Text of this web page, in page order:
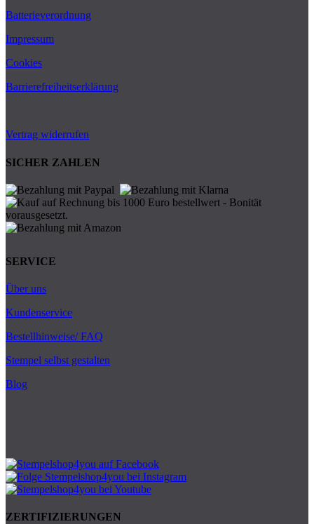
Batterieverordnung
Impressum
Cookies
Barrierefreiheitserklärung
Vertrag widerrufen
SICHER ZAHLEN
SERVICE
Über uns
Kundenservice
Bestellhinweise/ FAQ
Stempel selbst gestalten
Blog
ZERTIFIZIERUNGEN